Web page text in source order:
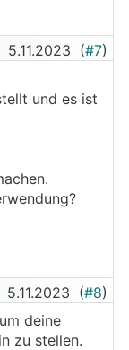
5.11.2023 (#7)
und es ist
5.11.2023 (#8)
deine
zu stellen.